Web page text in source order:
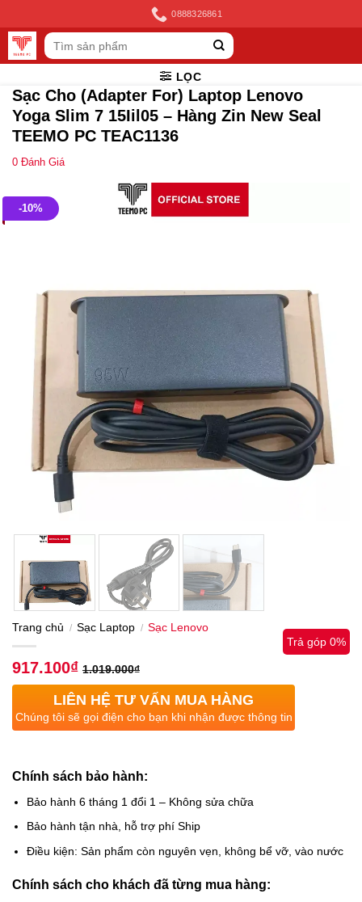
to
content
0888326861
Tìm
kiếm:
LỌC
Sạc Cho (Adapter For) Laptop Lenovo
Yoga Slim 7 15Iil05 – Hàng Zin New Seal
TEEMO PC TEAC1136
0 Đánh Giá
-10%
Trang chủ / Sạc Laptop / Sạc Lenovo
917.100₫ 1.019.000₫
Trả góp 0%
LIÊN HỆ TƯ VẤN MUA HÀNG
Chúng tôi sẽ gọi điện cho bạn khi nhận được thông tin
Chính sách bảo hành:
Bảo hành 6 tháng 1 đổi 1 – Không sửa chữa
Bảo hành tận nhà, hỗ trợ phí Ship
Điều kiện: Sản phẩm còn nguyên vẹn, không bể vỡ, vào nước
Chính sách cho khách đã từng mua hàng: